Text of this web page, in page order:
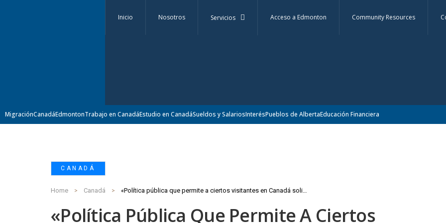
Inicio Nosotros Servicios Acceso a Edmonton Community Resources
MigraciónCanadáEdmontonTrabajo en CanadáEstudio en CanadáSueldos y SalariosInterésPueblos de AlbertaEducación Financiera
CANADÁ
Home Canadá «Política pública que permite a ciertos visitantes en Canadá solicitar un permiso de trabajo específico para empleadores.»
«Política Pública Que Permite A Ciertos